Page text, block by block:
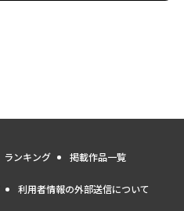
ランキング 掲載作品一覧
利用者情報の外部送信について